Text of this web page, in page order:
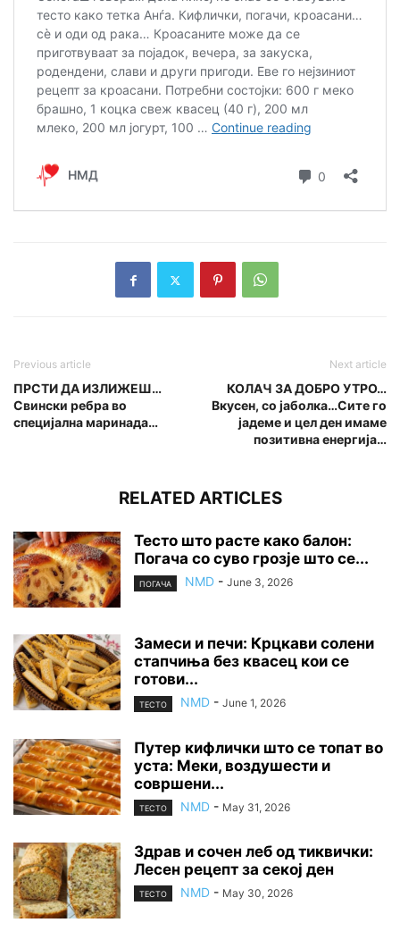
Previous article
ПРСТИ ДА ИЗЛИЖЕШ…
Свински ребра во
специјална маринада…
Next article
КОЛАЧ ЗА ДОБРО УТРО…
Вкусен, со јаболка…Сите го
јадеме и цел ден имаме
позитивна енергија…
RELATED ARTICLES
Тесто што расте како балон:
Погача со суво грозје што се...
ПОГАЧА NMD - June 3, 2026
Замеси и печи: Крцкави солени
стапчиња без квасец кои се
готови...
ТЕСТО NMD - June 1, 2026
Путер кифлички што се топат во
уста: Меки, воздушести и
совршени...
ТЕСТО NMD - May 31, 2026
Здрав и сочен леб од тиквички:
Лесен рецепт за секој ден
ТЕСТО NMD - May 30, 2026